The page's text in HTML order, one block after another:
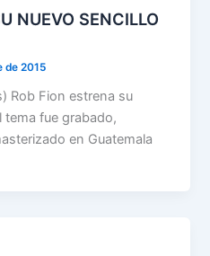
NUEVO SENCILLO
de 2015
Rob Fion estrena su
tema fue grabado,
en Guatemala